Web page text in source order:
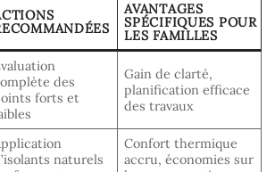
AVANTAGES
SPÉCIFIQUES POUR
LES FAMILLES
des
forts et
Gain de clarté,
planification efficace
des travaux
naturels
Confort thermique
accru, économies sur